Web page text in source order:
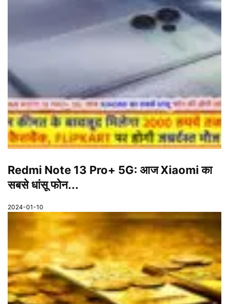
Redmi Note 13 Pro+ 5G: आज Xiaomi का
सबसे धांसू फोन...
2024-01-10